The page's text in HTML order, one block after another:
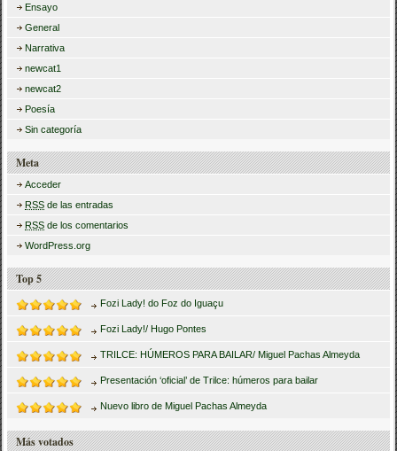
Ensayo
General
Narrativa
newcat1
newcat2
Poesía
Sin categoría
Meta
Acceder
RSS de las entradas
RSS de los comentarios
WordPress.org
Top 5
Fozi Lady! do Foz do Iguaçu
Fozi Lady!/ Hugo Pontes
TRILCE: HÚMEROS PARA BAILAR/ Miguel Pachas Almeyda
Presentación ‘oficial’ de Trilce: húmeros para bailar
Nuevo libro de Miguel Pachas Almeyda
Más votados